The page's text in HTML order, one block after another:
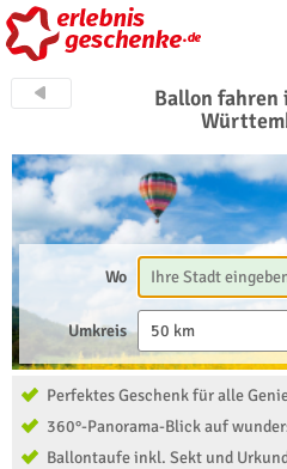
Ballon fahren
Wo
Umkreis 50 km
Perfektes Geschenk für alle
360°-Panorama-Blick auf
Ballontaufe inkl. Sekt und